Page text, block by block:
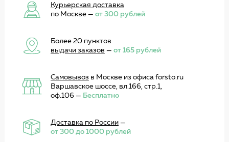
Курьерская доставка
по Москве — от 300 рублей
Более 20 пунктов
выдачи заказов — от 165 рублей
Самовывоз в Москве из офиса forsto.ru
Варшавское шоссе, вл.166, стр.1,
оф.106 — Бесплатно
Доставка по России—
от 300 до 1000 рублей